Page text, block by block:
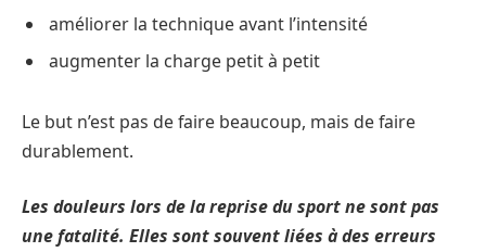
améliorer la technique avant l’intensité
augmenter la charge petit à petit
Le but n’est pas de faire beaucoup, mais de faire
durablement.
Les douleurs lors de la reprise du sport ne sont pas
une fatalité. Elles sont souvent liées à des erreurs